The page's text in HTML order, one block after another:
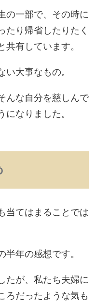
の一部で、その時に
たり帰省したりたく
有しています。
大事なもの。
んな自分を慈しんで
なりました。
当てはまることでは
年の感想です。
たが、私たち夫婦に
ろだったような気も